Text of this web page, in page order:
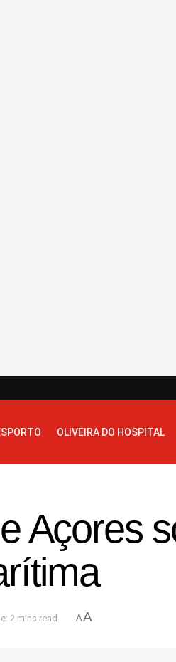
OLIVEIRA DO HOSPITAL
Açores
2 mins read AA